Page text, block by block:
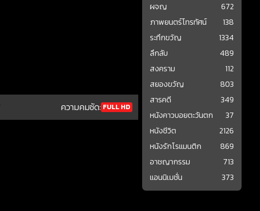
ความคมชัด: FULL HD
ผจญ
672
ภาพยนตร์โทรทัศน์
138
ระทึกขวัญ
1334
ลึกลับ
489
สงคราม
112
สยองขวัญ
803
สารคดี
349
หนังคาวบอยตะวันตก
37
หนังชีวิต
2126
หนังรักโรแมนติก
869
อาชญากรรม
713
แอนนิเมชั่น
373